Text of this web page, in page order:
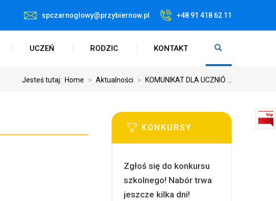
spczarnoglowy@przybiernow.pl +48 91 418 62 11
UCZEŃ RODZIC KONTAKT
Jesteś tutaj: Home > Aktualności > KOMUNIKAT DLA UCZNIÓ ...
KONKURSY
Zgłoś się do konkursu
szkolnego! Nabór trwa
jeszcze kilka dni!